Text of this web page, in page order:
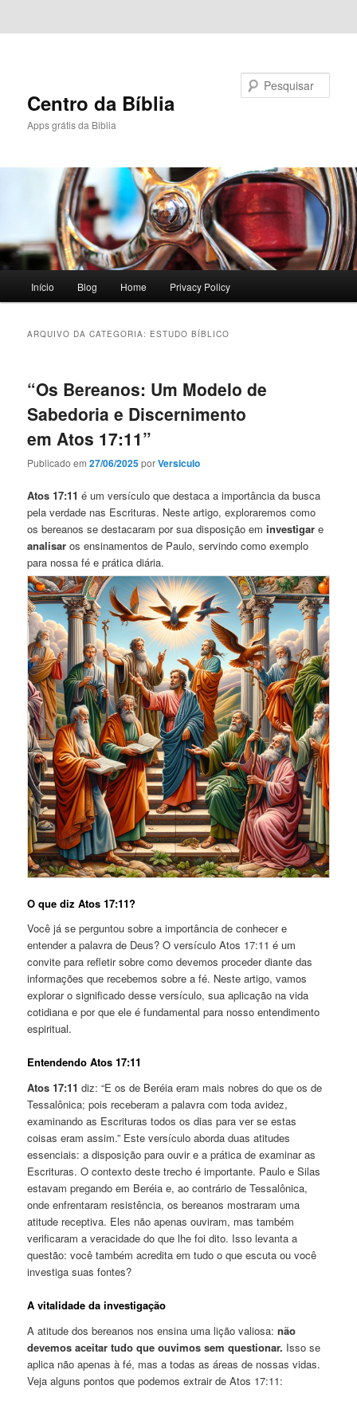
Centro da Bíblia
Apps grátis da Biblia
principal
Início Blog Home Privacy Policy
ARQUIVO DA CATEGORIA: ESTUDO BÍBLICO
“Os Bereanos: Um Modelo de
Sabedoria e Discernimento
em Atos 17:11”
Publicado em27/06/2025porVersiculo
Atos 17:11 é um versículo que destaca a importância da busca
pela verdade nas Escrituras. Neste artigo, exploraremos como
os bereanos se destacaram por sua disposição eminvestigar e
analisar os ensinamentos de Paulo, servindo como exemplo
para nossa fé e prática diária.
O que diz Atos 17:11?
Você já se perguntou sobre a importância de conhecer e
entender a palavra de Deus? O versículo Atos 17:11 é um
convite para refletir sobre como devemos proceder diante das
informações que recebemos sobre a fé. Neste artigo, vamos
explorar o significado desse versículo, sua aplicação na vida
cotidiana e por que ele é fundamental para nosso entendimento
espiritual.
Entendendo Atos 17:11
Atos 17:11 diz: “E os de Beréia eram mais nobres do que os de
Tessalônica; pois receberam a palavra com toda avidez,
examinando as Escrituras todos os dias para ver se estas
coisas eram assim.” Este versículo aborda duas atitudes
essenciais: a disposição para ouvir e a prática de examinar as
Escrituras. O contexto deste trecho é importante. Paulo e Silas
estavam pregando em Beréia e, ao contrário de Tessalônica,
onde enfrentaram resistência, os bereanos mostraram uma
atitude receptiva. Eles não apenas ouviram, mas também
verificaram a veracidade do que lhe foi dito. Isso levanta a
questão: você também acredita em tudo o que escuta ou você
investiga suas fontes?
A vitalidade da investigação
A atitude dos bereanos nos ensina uma lição valiosa:não
devemos aceitar tudo que ouvimos sem questionar. Isso se
aplica não apenas à fé, mas a todas as áreas de nossas vidas.
Veja alguns pontos que podemos extrair de Atos 17:11: